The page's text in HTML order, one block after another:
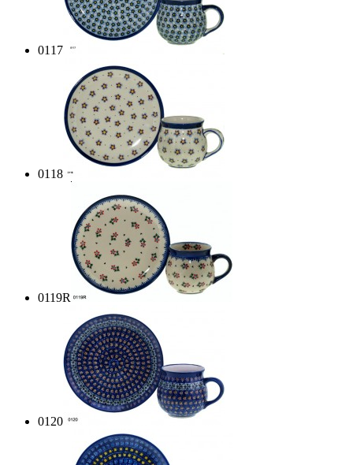
0117
0118
0119R
0120